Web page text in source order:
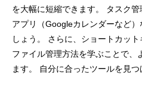
を大幅に短縮できます。 タスク
アプリ（Googleカレンダーなど
しょう。 さらに、ショートカッ
ファイル管理方法を学ぶことで、
ます。 自分に合ったツールを見つ